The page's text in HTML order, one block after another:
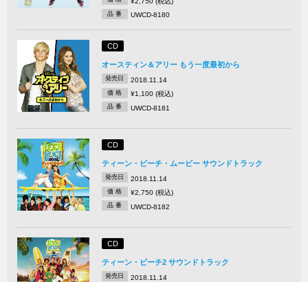
品 番 UWCD-8180
CD
オースティン＆アリー もう一度最初から
発売日 2018.11.14
価 格 ¥1,100 (税込)
品 番 UWCD-8181
CD
ティーン・ビーチ・ムービー サウンドトラック
発売日 2018.11.14
価 格 ¥2,750 (税込)
品 番 UWCD-8182
CD
ティーン・ビーチ2 サウンドトラック
発売日 2018.11.14